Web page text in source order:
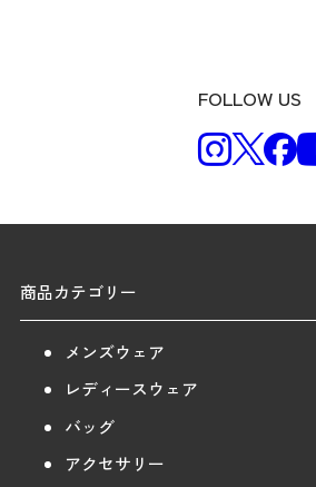
FOLLOW US
商品カテゴリー
メンズウェア
レディースウェア
バッグ
アクセサリー